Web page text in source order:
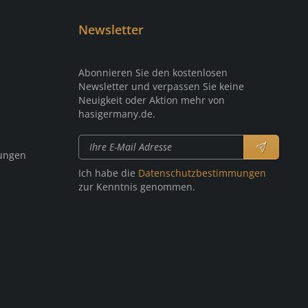
Newsletter
Abonnieren Sie den kostenlosen
Newsletter und verpassen Sie keine
Neuigkeit oder Aktion mehr von
hasigermany.de.
Ich habe die Datenschutzbestimmungen
zur Kenntnis genommen.